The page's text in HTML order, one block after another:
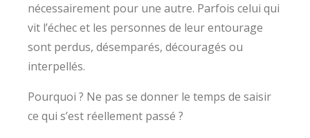
nécessairement pour une autre. Parfois celui qui
vit l’échec et les personnes de leur entourage
sont perdus, désemparés, découragés ou
interpellés.
Pourquoi ? Ne pas se donner le temps de saisir
ce qui s’est réellement passé ?